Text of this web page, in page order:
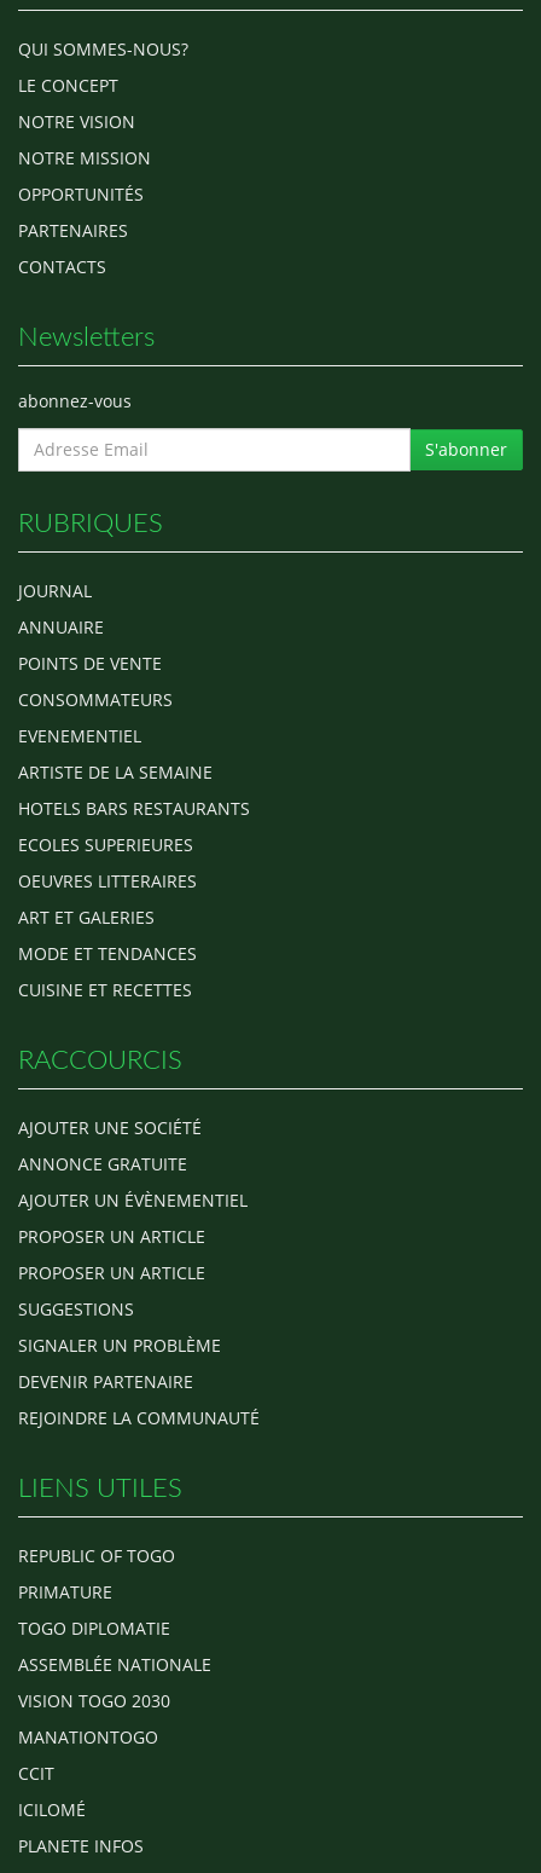
QUI SOMMES-NOUS?
LE CONCEPT
NOTRE VISION
NOTRE MISSION
OPPORTUNITÉS
PARTENAIRES
CONTACTS
Newsletters
abonnez-vous
S'abonner
RUBRIQUES
JOURNAL
ANNUAIRE
POINTS DE VENTE
CONSOMMATEURS
EVENEMENTIEL
ARTISTE DE LA SEMAINE
HOTELS BARS RESTAURANTS
ECOLES SUPERIEURES
OEUVRES LITTERAIRES
ART ET GALERIES
MODE ET TENDANCES
CUISINE ET RECETTES
RACCOURCIS
AJOUTER UNE SOCIÉTÉ
ANNONCE GRATUITE
AJOUTER UN ÉVÈNEMENTIEL
PROPOSER UN ARTICLE
PROPOSER UN ARTICLE
SUGGESTIONS
SIGNALER UN PROBLÈME
DEVENIR PARTENAIRE
REJOINDRE LA COMMUNAUTÉ
LIENS UTILES
REPUBLIC OF TOGO
PRIMATURE
TOGO DIPLOMATIE
ASSEMBLÉE NATIONALE
VISION TOGO 2030
MANATIONTOGO
CCIT
ICILOMÉ
PLANETE INFOS